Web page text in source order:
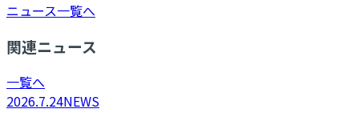
ニュース一覧へ
関連ニュース
一覧へ
2026.7.24NEWS